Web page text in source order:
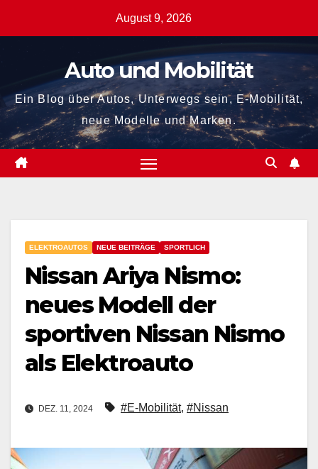
August 9, 2026
Auto und Mobilität
Ein Blog über Autos, Unterwegs sein, E-Mobilität,
neue Modelle und Marken.
ELEKTROAUTOS NEUE BEITRÄGE SPORTLICH
Nissan Ariya Nismo:
neues Modell der
sportiven Nissan Nismo
als Elektroauto
DEZ. 11, 2024 #E-Mobilität, #Nissan